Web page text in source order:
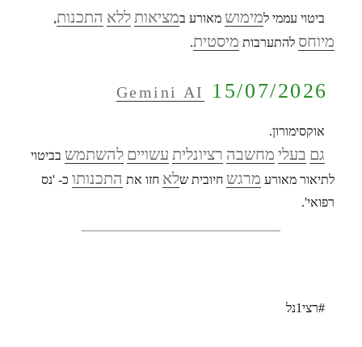
ביטוי עממי למימוש מאורע במציאות ללא התכנות,
מיוחס להתערבות מיסטית.
Gemini AI 15/07/2026
אוקסימורון.
גם בעלי מחשבה רציונלית עשויים להשתמש בביטוי
לתיאור מאורע מרגש חיובית שלא חזו את התכנותו כ- 'נס
רפואי'.
#רצי1נל